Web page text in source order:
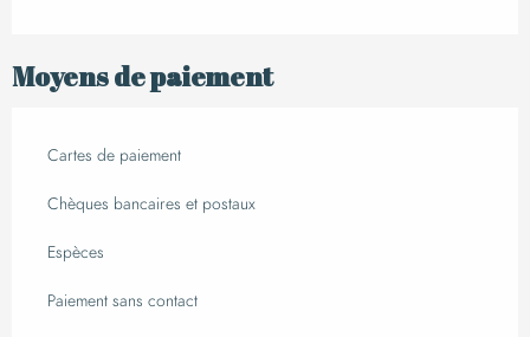
Moyens de paiement
Cartes de paiement
Chèques bancaires et postaux
Espèces
Paiement sans contact